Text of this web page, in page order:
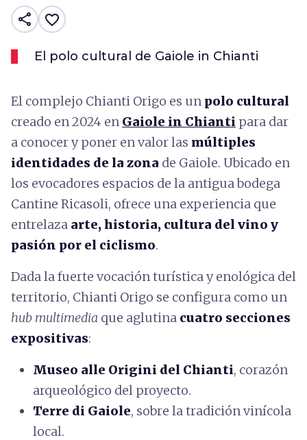
share favorite_border
El polo cultural de Gaiole in Chianti
El complejo Chianti Origo es un polo cultural
creado en 2024 en Gaiole in Chianti para dar
a conocer y poner en valor las múltiples
identidades de la zona de Gaiole. Ubicado en
los evocadores espacios de la antigua bodega
Cantine Ricasoli, ofrece una experiencia que
entrelaza arte, historia, cultura del vino y
pasión por el ciclismo.
Dada la fuerte vocación turística y enológica del
territorio, Chianti Origo se configura como un
hub multimedia que aglutina cuatro secciones
expositivas:
Museo alle Origini del Chianti, corazón
arqueológico del proyecto.
Terre di Gaiole, sobre la tradición vinícola
local.